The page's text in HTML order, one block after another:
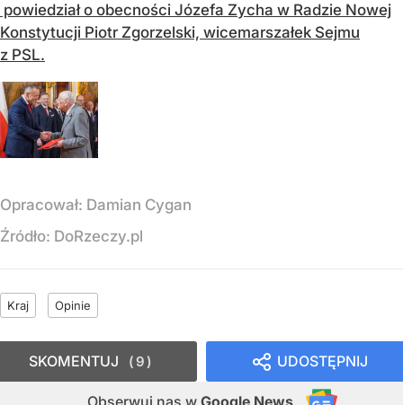
powiedział o obecności Józefa Zycha w Radzie Nowej
Konstytucji Piotr Zgorzelski, wicemarszałek Sejmu
z PSL.
Opracował: Damian Cygan
Źródło: DoRzeczy.pl
Kraj Opinie
UDOSTĘPNIJ
SKOMENTUJ 9